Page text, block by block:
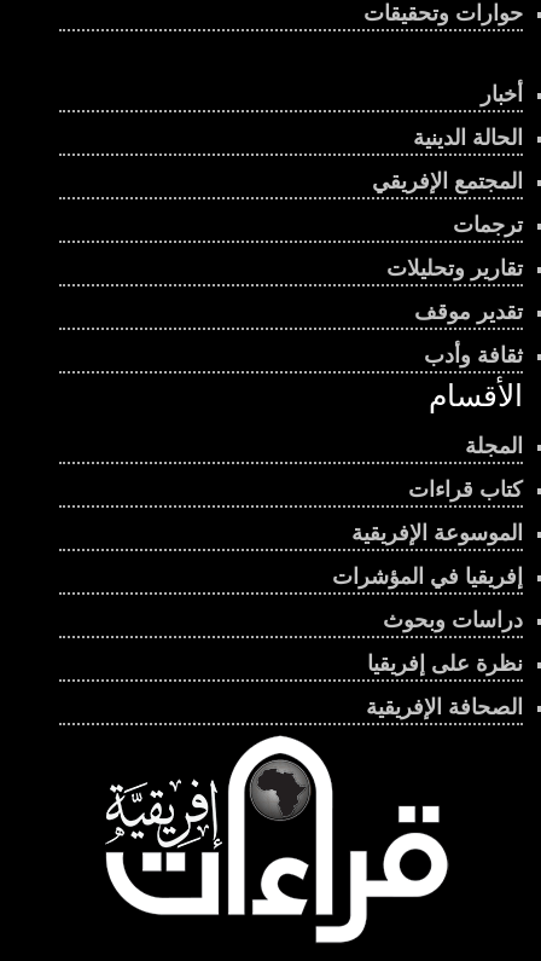
حوارات وتحقيقات
أخبار
الحالة الدينية
المجتمع الإفريقي
ترجمات
تقارير وتحليلات
تقدير موقف
ثقافة وأدب
الأقسام
المجلة
كتاب قراءات
الموسوعة الإفريقية
إفريقيا في المؤشرات
دراسات وبحوث
نظرة على إفريقيا
الصحافة الإفريقية